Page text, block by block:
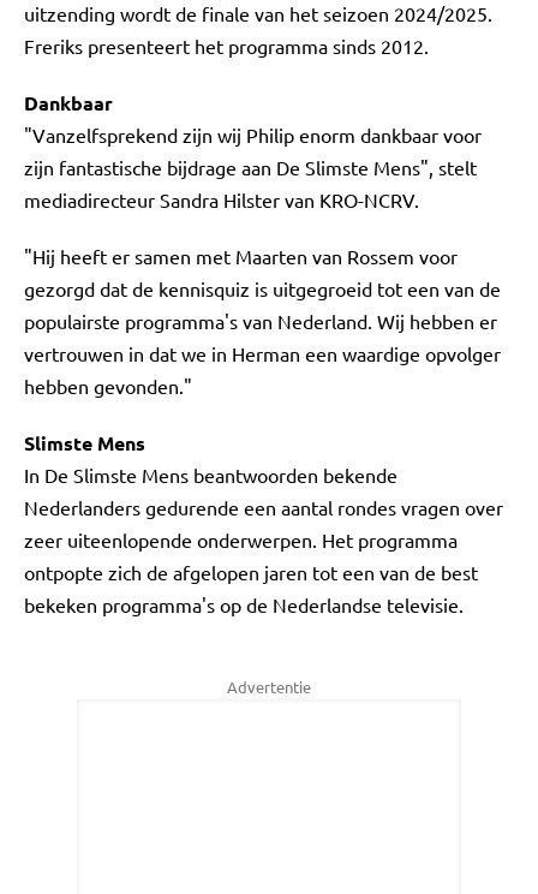
uitzending wordt de finale van het seizoen 2024/2025.
Freriks presenteert het programma sinds 2012.
Dankbaar
"Vanzelfsprekend zijn wij Philip enorm dankbaar voor
zijn fantastische bijdrage aan De Slimste Mens", stelt
mediadirecteur Sandra Hilster van KRO-NCRV.
"Hij heeft er samen met Maarten van Rossem voor
gezorgd dat de kennisquiz is uitgegroeid tot een van de
populairste programma's van Nederland. Wij hebben er
vertrouwen in dat we in Herman een waardige opvolger
hebben gevonden."
Slimste Mens
In De Slimste Mens beantwoorden bekende
Nederlanders gedurende een aantal rondes vragen over
zeer uiteenlopende onderwerpen. Het programma
ontpopte zich de afgelopen jaren tot een van de best
bekeken programma's op de Nederlandse televisie.
Advertentie